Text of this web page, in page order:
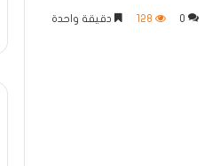
0
128 دقيقة واحدة